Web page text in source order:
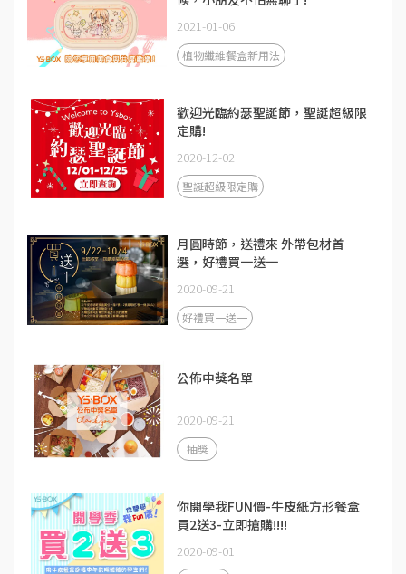
2021-01-06
植物纖維餐盒新用法
歡迎光臨約瑟聖誕節，聖誕超級限
定購!
2020-12-02
聖誕超級限定購
月圓時節，送禮來 外帶包材首
選，好禮買一送一
2020-09-21
好禮買一送一
公佈中獎名單
2020-09-21
抽獎
你開學我FUN價-牛皮紙方形餐盒
買2送3-立即搶購!!!!
2020-09-01